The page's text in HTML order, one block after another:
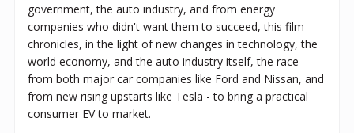
government, the auto industry, and from energy
companies who didn't want them to succeed, this film
chronicles, in the light of new changes in technology, the
world economy, and the auto industry itself, the race -
from both major car companies like Ford and Nissan, and
from new rising upstarts like Tesla - to bring a practical
consumer EV to market.